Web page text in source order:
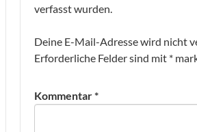
verfasst wurden.
Deine E-Mail-Adresse wird nicht
Erforderliche Felder sind mit *
Kommentar*